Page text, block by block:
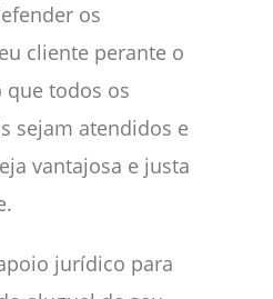
os
cliente perante o
que todos os
sejam atendidos e
vantajosa e justa
jurídico para